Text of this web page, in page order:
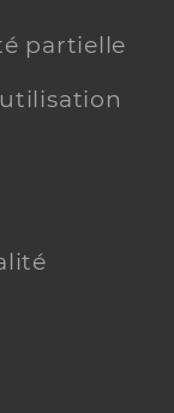
partielle